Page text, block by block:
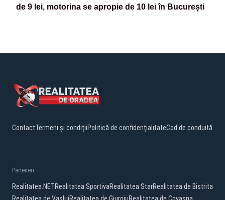
de 9 lei, motorina se apropie de 10 lei în București
ContactTermeni și condițiiPolitică de confidențialitateCod de conduită
Parteneri:
Realitatea.NETRealitatea SportivaRealitatea StarRealitatea de Bistrita